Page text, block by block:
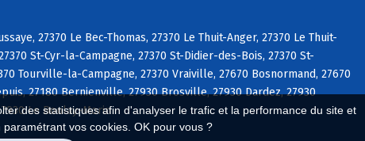
des statistiques afin d'analyser le trafic et la performance du site et
vos cookies. OK pour vous ?
27370 Le Bec-Thomas, 27370 Le Thuit-Anger, 27370 Le Thuit-
St-Cyr-la-Campagne, 27370 St-Didier-des-Bois, 27370 St-
Tourville-la-Campagne, 27370 Vraiville, 27670 Bosnormand, 27670
27180 Bernienville, 27930 Brosville, 27930 Dardez, 27930
Le Boulay-Morin